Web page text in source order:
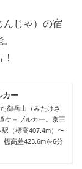
んじゃ）の宿
カー
御岳山（みたけさ
ケ－ブルカー。京王
（標高407.4m）〜
標高差423.6mを6分